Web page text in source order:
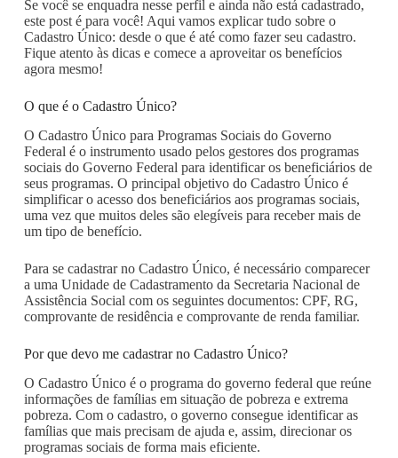
Se você se enquadra nesse perfil e ainda não está cadastrado,
este post é para você! Aqui vamos explicar tudo sobre o
Cadastro Único: desde o que é até como fazer seu cadastro.
Fique atento às dicas e comece a aproveitar os benefícios
agora mesmo!
O que é o Cadastro Único?
O Cadastro Único para Programas Sociais do Governo
Federal é o instrumento usado pelos gestores dos programas
sociais do Governo Federal para identificar os beneficiários de
seus programas. O principal objetivo do Cadastro Único é
simplificar o acesso dos beneficiários aos programas sociais,
uma vez que muitos deles são elegíveis para receber mais de
um tipo de benefício.
Para se cadastrar no Cadastro Único, é necessário comparecer
a uma Unidade de Cadastramento da Secretaria Nacional de
Assistência Social com os seguintes documentos: CPF, RG,
comprovante de residência e comprovante de renda familiar.
Por que devo me cadastrar no Cadastro Único?
O Cadastro Único é o programa do governo federal que reúne
informações de famílias em situação de pobreza e extrema
pobreza. Com o cadastro, o governo consegue identificar as
famílias que mais precisam de ajuda e, assim, direcionar os
programas sociais de forma mais eficiente.